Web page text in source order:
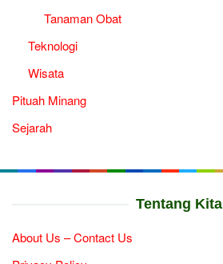
Tanaman Obat
Teknologi
Wisata
Pituah Minang
Sejarah
Tentang Kita
About Us – Contact Us